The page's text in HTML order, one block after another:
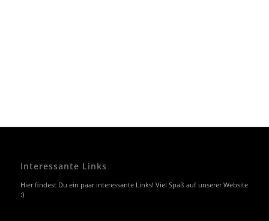
Interessante Links
Hier findest Du ein paar interessante Links! Viel Spaß auf unserer Website
:)